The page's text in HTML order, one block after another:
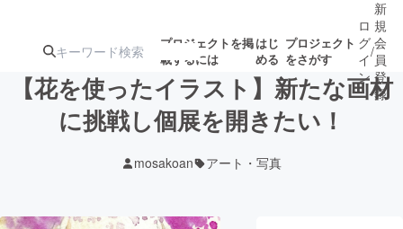
プロジェクトを掲
載するには
はじ
める
プロジェクト
をさがす
ジェクト
募集終了が近いプ
ロジェクト
ロ
グ
イ
ン
/
新
規
会
員
登
録
【花を使ったイラスト】新たな画材
に挑戦し個展を開きたい！
mosakoan アート・写真